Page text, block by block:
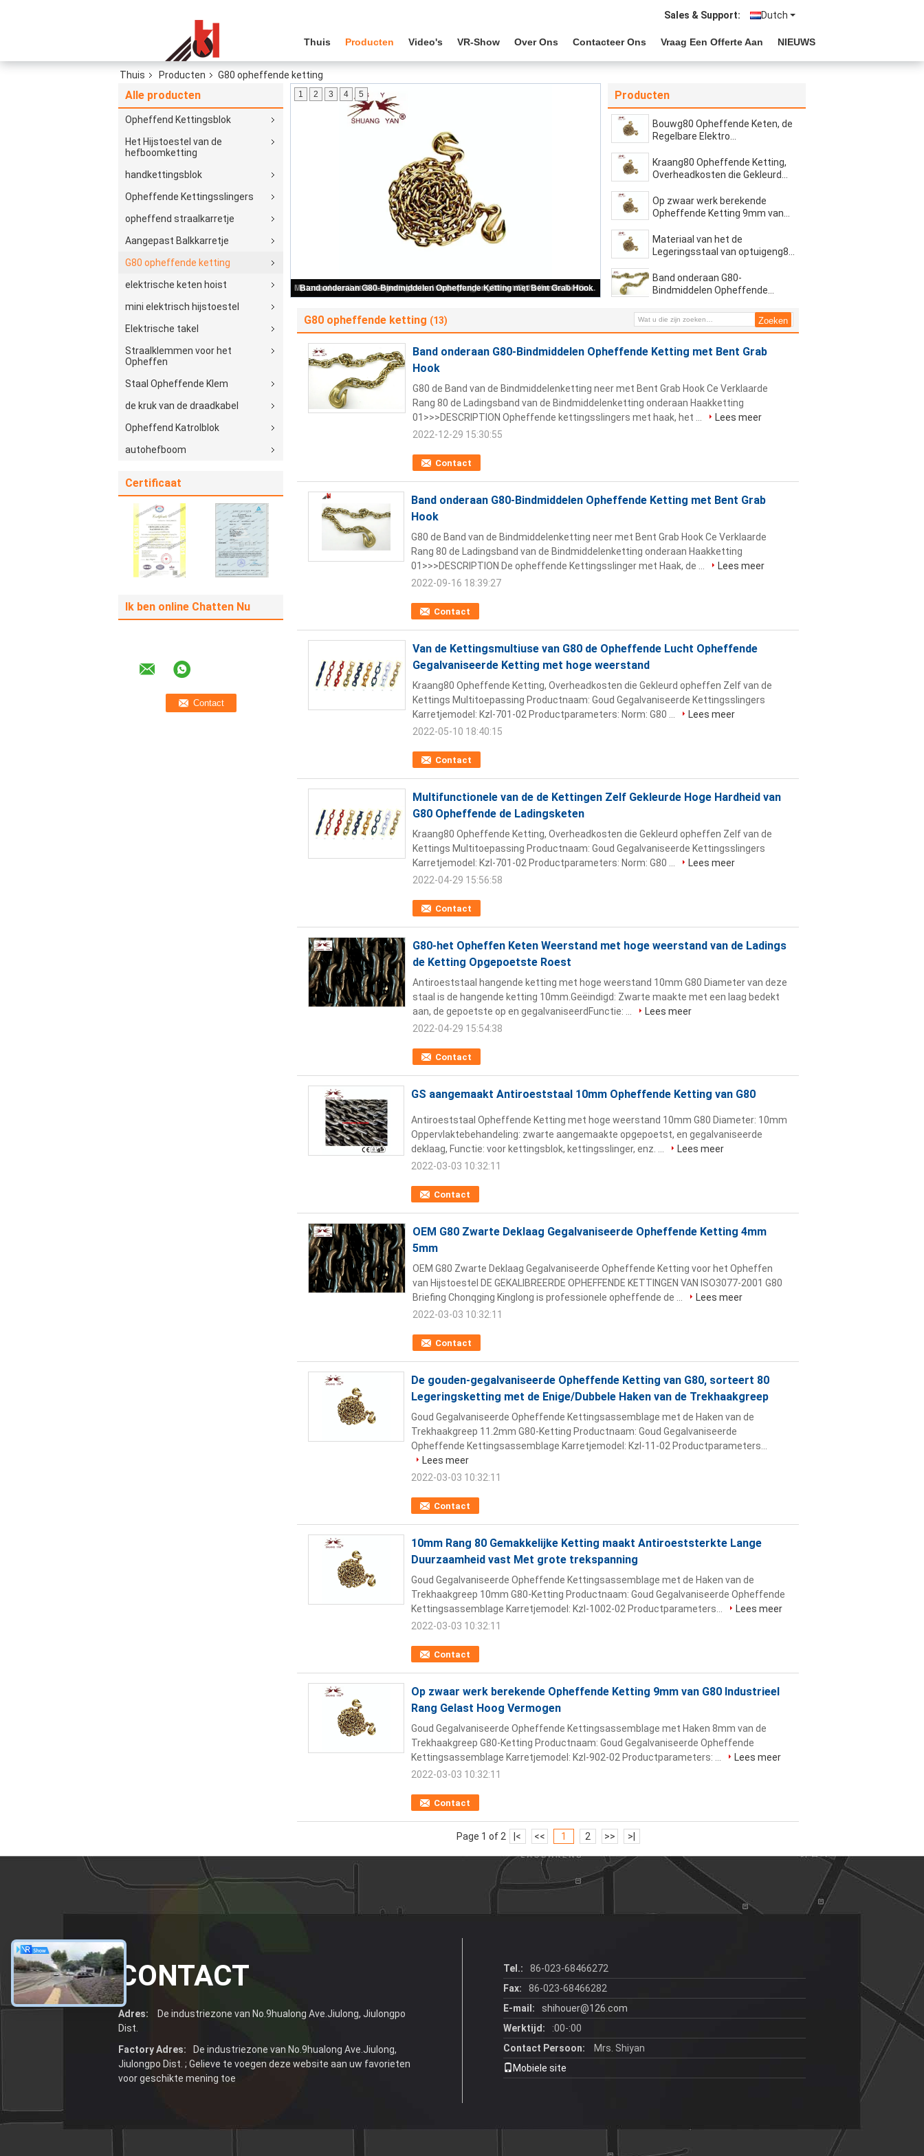
Dutch
Sales & Support:
Thuis Producten Video's VR-Show Over Ons Contacteer Ons Vraag Een Offerte Aan NIEUWS
Thuis Producten G80 opheffende ketting
Alle producten
Opheffend Kettingsblok
Het Hijstoestel van de
hefboomketting
handkettingsblok
Opheffende Kettingsslingers
opheffend straalkarretje
Aangepast Balkkarretje
G80 opheffende ketting
elektrische keten hoist
mini elektrisch hijstoestel
Elektrische takel
Straalklemmen voor het
Opheffen
Staal Opheffende Klem
de kruk van de draadkabel
Opheffend Katrolblok
autohefboom
Certificaat
Ik ben online Chatten Nu
Bouwg80 Opheffende Keten, de Regelbare Elektro Gegalvaniseerde Oppervlakte van de Kettingsslinger
1 2 3 4 5 Producten
Bouwg80 Opheffende Keten, de
Regelbare Elektro
van de Kettingsslinger
Kraang80 Opheffende Ketting,
Overheadkosten die Gekleurd
Multitoepassing
Op zwaar werk berekende
Opheffende Ketting 9mm van
Hoog Vermogen
Materiaal van het de
Legeringsstaal van optuigeng80
Aangepaste Hoge Prestaties
Band onderaan G80-
Bindmiddelen Opheffende
G80 opheffende ketting (13)
Band onderaan G80-Bindmiddelen Opheffende Ketting met Bent Grab
Hook
Contact
G80 de Band van de Bindmiddelenketting neer met Bent Grab Hook Ce Verklaarde
Rang 80 de Ladingsband van de Bindmiddelenketting onderaan Haakketting
01>>>DESCRIPTION Opheffende kettingsslingers met haak, het ...
Lees meer
2022-12-29 15:30:55
Band onderaan G80-Bindmiddelen Opheffende Ketting met Bent Grab
Hook
Contact
G80 de Band van de Bindmiddelenketting neer met Bent Grab Hook Ce Verklaarde
Rang 80 de Ladingsband van de Bindmiddelenketting onderaan Haakketting
01>>>DESCRIPTION De opheffende Kettingsslinger met Haak, de ...
Lees meer
2022-09-16 18:39:27
Van de Kettingsmultiuse van G80 de Opheffende Lucht Opheffende
Gegalvaniseerde Ketting met hoge weerstand
Contact
Kraang80 Opheffende Ketting, Overheadkosten die Gekleurd opheffen Zelf van de
Kettings Multitoepassing Productnaam: Goud Gegalvaniseerde Kettingsslingers
Karretjemodel: Kzl-701-02 Productparameters: Norm: G80 ...
Lees meer
2022-05-10 18:40:15
Multifunctionele van de de Kettingen Zelf Gekleurde Hoge Hardheid van
G80 Opheffende de Ladingsketen
Contact
Kraang80 Opheffende Ketting, Overheadkosten die Gekleurd opheffen Zelf van de
Kettings Multitoepassing Productnaam: Goud Gegalvaniseerde Kettingsslingers
Karretjemodel: Kzl-701-02 Productparameters: Norm: G80 ...
Lees meer
2022-04-29 15:56:58
G80-het Opheffen Keten Weerstand met hoge weerstand van de Ladings
de Ketting Opgepoetste Roest
Contact
Antiroeststaal hangende ketting met hoge weerstand 10mm G80 Diameter van deze
staal is de hangende ketting 10mm.Geëindigd: Zwarte maakte met een laag bedekt
aan, de gepoetste op en gegalvaniseerdFunctie: ...
Lees meer
2022-04-29 15:54:38
GS aangemaakt Antiroeststaal 10mm Opheffende Ketting van G80
Contact
Antiroeststaal Opheffende Ketting met hoge weerstand 10mm G80 Diameter: 10mm
Oppervlaktebehandeling: zwarte aangemaakte opgepoetst, en gegalvaniseerde
deklaag, Functie: voor kettingsblok, kettingsslinger, enz. ...
Lees meer
2022-03-03 10:32:11
OEM G80 Zwarte Deklaag Gegalvaniseerde Opheffende Ketting 4mm
5mm
Contact
OEM G80 Zwarte Deklaag Gegalvaniseerde Opheffende Ketting voor het Opheffen
van Hijstoestel DE GEKALIBREERDE OPHEFFENDE KETTINGEN VAN ISO3077-2001 G80
Briefing Chonqging Kinglong is professionele opheffende de ...
Lees meer
2022-03-03 10:32:11
De gouden-gegalvaniseerde Opheffende Ketting van G80, sorteert 80
Legeringsketting met de Enige/Dubbele Haken van de Trekhaakgreep
Contact
Goud Gegalvaniseerde Opheffende Kettingsassemblage met de Haken van de
Trekhaakgreep 11.2mm G80-Ketting Productnaam: Goud Gegalvaniseerde
Opheffende Kettingsassemblage Karretjemodel: Kzl-11-02 Productparameters...
Lees meer
2022-03-03 10:32:11
10mm Rang 80 Gemakkelijke Ketting maakt Antiroeststerkte Lange
Duurzaamheid vast Met grote trekspanning
Contact
Goud Gegalvaniseerde Opheffende Kettingsassemblage met de Haken van de
Trekhaakgreep 10mm G80-Ketting Productnaam: Goud Gegalvaniseerde Opheffende
Kettingsassemblage Karretjemodel: Kzl-1002-02 Productparameters...
Lees meer
2022-03-03 10:32:11
Op zwaar werk berekende Opheffende Ketting 9mm van G80 Industrieel
Rang Gelast Hoog Vermogen
Contact
Goud Gegalvaniseerde Opheffende Kettingsassemblage met Haken 8mm van de
Trekhaakgreep G80-Ketting Productnaam: Goud Gegalvaniseerde Opheffende
Kettingsassemblage Karretjemodel: Kzl-902-02 Productparameters: ...
Lees meer
2022-03-03 10:32:11
Page 1 of 2 |< << 1 2 >> >|
CONTACT
Adres:
De industriezone van No.9hualong Ave.Jiulong, Jiulongpo
Dist.
Factory Adres:
De industriezone van No.9hualong Ave.Jiulong,
Jiulongpo Dist. ; Gelieve te voegen deze website aan uw favorieten
voor geschikte mening toe
Tel.:
86-023-68466272
Fax:
86-023-68466282
E-mail:
shihouer@126.com
Werktijd:
:00-:00
Contact Persoon:
Mrs. Shiyan
Mobiele site